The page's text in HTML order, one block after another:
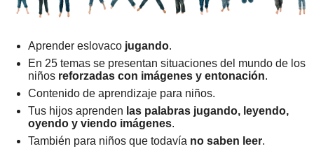
Aprender eslovaco jugando.
En 25 temas se presentan situaciones del mundo de los
niños reforzadas con imágenes y entonación.
Contenido de aprendizaje para niños.
Tus hijos aprenden las palabras jugando, leyendo,
oyendo y viendo imágenes.
También para niños que todavía no saben leer.